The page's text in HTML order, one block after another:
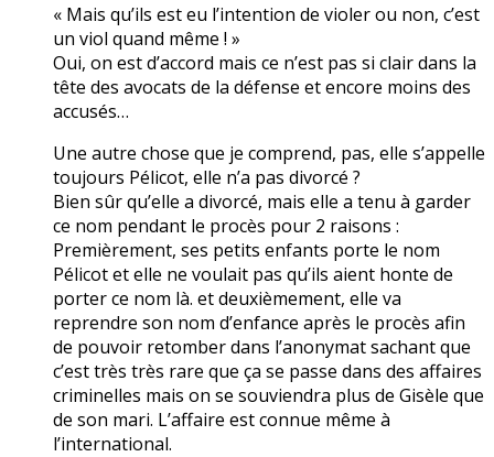
« Mais qu’ils est eu l’intention de violer ou non, c’est
un viol quand même ! »
Oui, on est d’accord mais ce n’est pas si clair dans la
tête des avocats de la défense et encore moins des
accusés…
Une autre chose que je comprend, pas, elle s’appelle
toujours Pélicot, elle n’a pas divorcé ?
Bien sûr qu’elle a divorcé, mais elle a tenu à garder
ce nom pendant le procès pour 2 raisons :
Premièrement, ses petits enfants porte le nom
Pélicot et elle ne voulait pas qu’ils aient honte de
porter ce nom là. et deuxièmement, elle va
reprendre son nom d’enfance après le procès afin
de pouvoir retomber dans l’anonymat sachant que
c’est très très rare que ça se passe dans des affaires
criminelles mais on se souviendra plus de Gisèle que
de son mari. L’affaire est connue même à
l’international.